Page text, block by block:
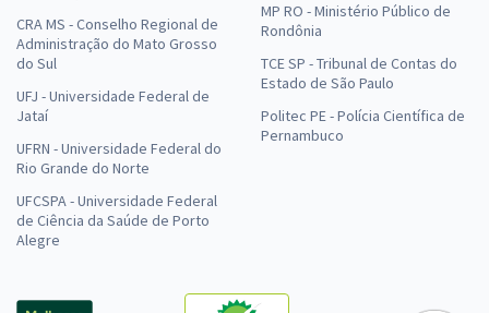
CRA MS - Conselho Regional de
Administração do Mato Grosso
do Sul
UFJ - Universidade Federal de
Jataí
UFRN - Universidade Federal do
Rio Grande do Norte
UFCSPA - Universidade Federal
de Ciência da Saúde de Porto
Alegre
MP RO - Ministério Público de
Rondônia
TCE SP - Tribunal de Contas do
Estado de São Paulo
Politec PE - Polícia Científica de
Pernambuco